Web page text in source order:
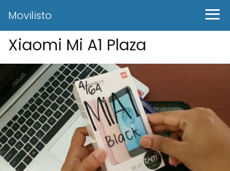
Movilisto
Xiaomi Mi A1 Plaza